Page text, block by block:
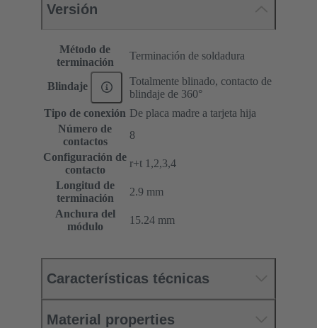
Versión
Método de
terminación
Terminación de soldadura
Blindaje
Totalmente blinado, contacto de
blindaje de 360°
Tipo de conexión De placa madre a tarjeta hija
Número de
contactos
8
Configuración de
contacto
r+t 1,2,3,4
Longitud de
terminación
2.9 mm
Anchura del
módulo
15.24 mm
Características técnicas
Material properties